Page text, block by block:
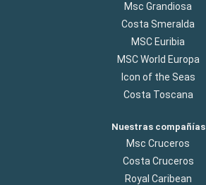
Msc Grandiosa
Costa Smeralda
MSC Euribia
MSC World Europa
Icon of the Seas
Costa Toscana
Nuestras compañías
Msc Cruceros
Costa Cruceros
Royal Caribean